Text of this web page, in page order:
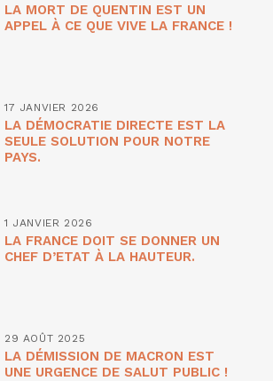
LA MORT DE QUENTIN EST UN
APPEL À CE QUE VIVE LA FRANCE !
17 JANVIER 2026
LA DÉMOCRATIE DIRECTE EST LA
SEULE SOLUTION POUR NOTRE
PAYS.
1 JANVIER 2026
LA FRANCE DOIT SE DONNER UN
CHEF D’ETAT À LA HAUTEUR.
29 AOÛT 2025
LA DÉMISSION DE MACRON EST
UNE URGENCE DE SALUT PUBLIC !